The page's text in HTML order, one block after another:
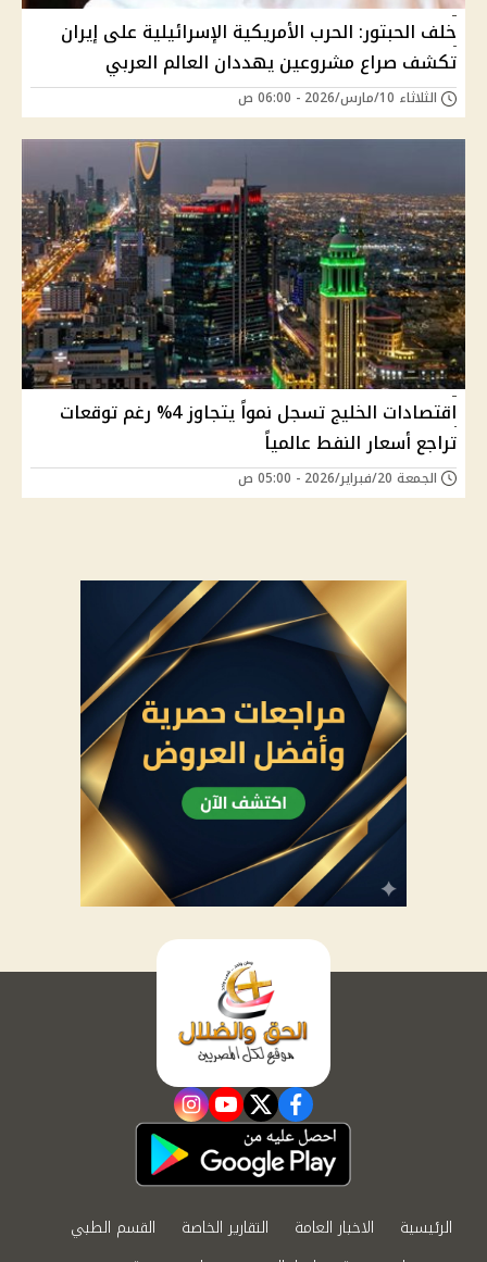
خلف الحبتور: الحرب الأمريكية الإسرائيلية على إيران
تكشف صراع مشروعين يهددان العالم العربي
الثلاثاء 10/مارس/2026 - 06:00 ص
اقتصادات الخليج تسجل نمواً يتجاوز 4% رغم توقعات
تراجع أسعار النفط عالمياً
الجمعة 20/فبراير/2026 - 05:00 ص
facebook
twitter
youtube
instagram
الرئيسية الاخبار العامة التقارير الخاصة
القسم الطبي